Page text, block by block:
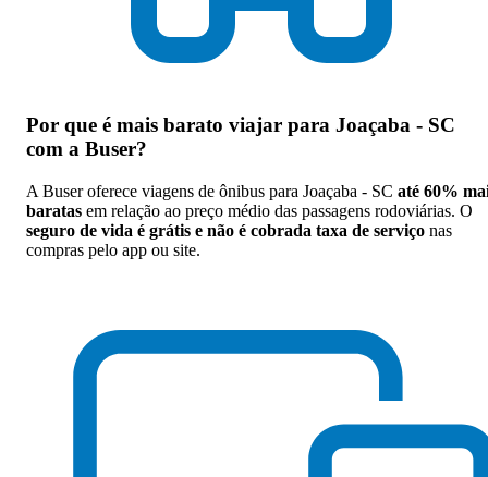
Por que é mais barato viajar para Joaçaba - SC
com a Buser?
A Buser oferece viagens de ônibus para Joaçaba - SC até 60%
baratas em relação ao preço médio das passagens rodoviárias. O
seguro de vida é grátis e não é cobrada taxa de serviço nas
compras pelo app ou site.